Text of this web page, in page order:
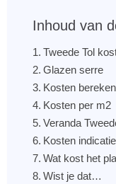
Inhoud van
Tweede Tol
Glazen serre
Kosten
Kosten per m2
Veranda
Kosten
Wat kost het
Wist je dat…